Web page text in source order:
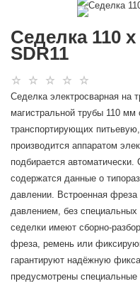
Седелка 110
SDR11
Седелка электросварная на
магистральной трубы 110
транспортирующих
производится аппаратом
подбирается
содержатся данные о
давлении. Встроенная фреза
давлением, без
cеделки имеют сборно-
фреза, ремень или
гарантируют надёжную
предусмотрены